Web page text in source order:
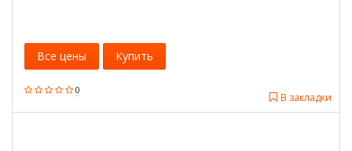
0
В закладки
Все цены Купить